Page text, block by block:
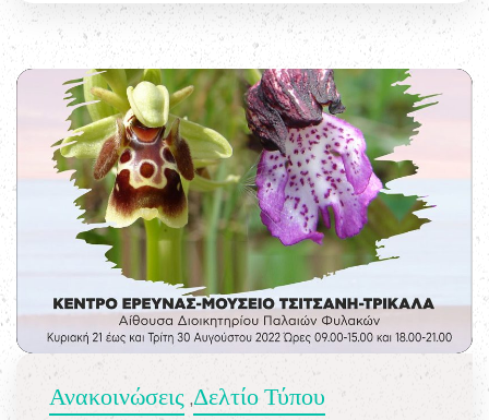
Ανακοινώσεις ,Δελτίο Τύπου